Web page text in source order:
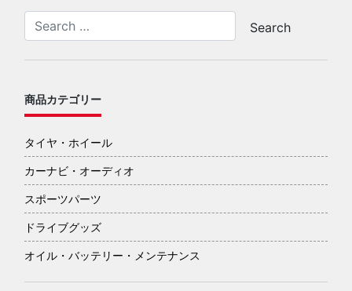
商品カテゴリー
タイヤ・ホイール
カーナビ・オーディオ
スポーツパーツ
ドライブグッズ
オイル・バッテリー・メンテナンス